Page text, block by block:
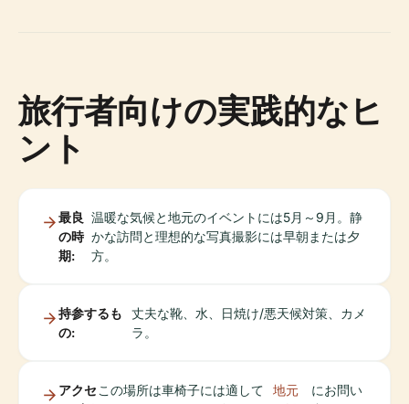
旅行者向けの実践的なヒ
ント
最良
の時
期:
温暖な気候と地元のイベントには5月～9月。静
かな訪問と理想的な写真撮影には早朝または夕
方。
持参するも
の:
丈夫な靴、水、日焼け/悪天候対策、カメ
ラ。
アクセ この場所は車椅子には適して
地元
にお問い